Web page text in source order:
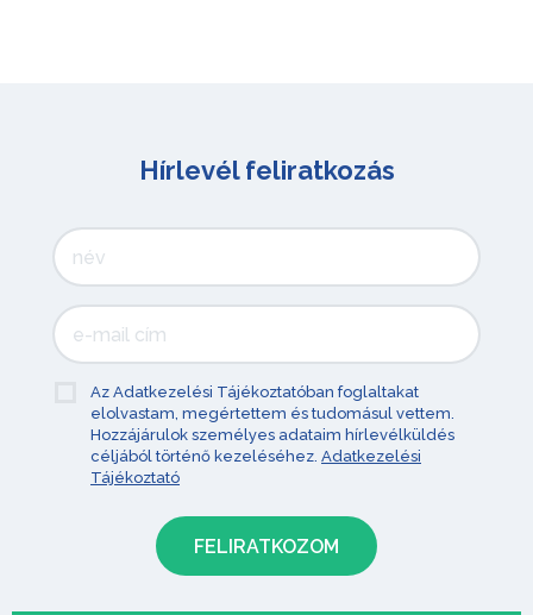
Hírlevél feliratkozás
Az Adatkezelési Tájékoztatóban foglaltakat
elolvastam, megértettem és tudomásul vettem.
Hozzájárulok személyes adataim hírlevélküldés
céljából történő kezeléséhez. Adatkezelési
Tájékoztató